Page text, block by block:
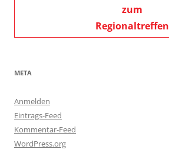
zum
Regionaltreffen
META
Anmelden
Eintrags-Feed
Kommentar-Feed
WordPress.org